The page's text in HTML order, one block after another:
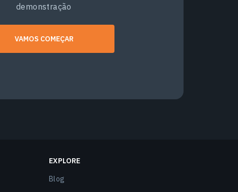
demonstração
VAMOS COMEÇAR
EXPLORE
Blog